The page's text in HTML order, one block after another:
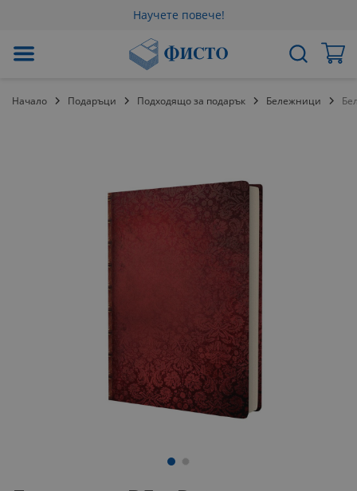
Научете повече!
към
Търсене
Начало Подаръци Подходящо за подарък Бележници